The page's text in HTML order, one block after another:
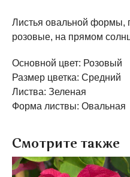
Листья овальной формы,
розовые, на прямом
Основной цвет: Розовый
Размер цветка: Средний
Листва: Зеленая
Форма листвы: Овальная
Смотрите также